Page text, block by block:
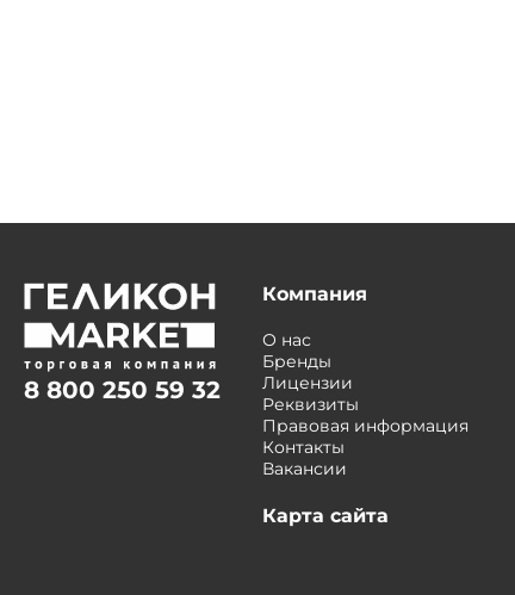
8 800 250 59 32
Компания
О нас
Бренды
Лицензии
Реквизиты
Правовая информация
Контакты
Вакансии
Карта сайта